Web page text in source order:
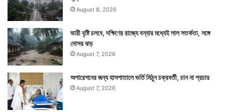
সুসম ভারসাম্যযুক্ত খাবারের প্রয়োজন। এজন্য প্রয়োজনে
ডায়েটিশিয়ানের কাছে যাওয়ার পরামর্শ দিয়েছেন অভিষেক পিলানি।
ডায়েটিশিয়ান যে খাবারের চার্ট বানিয়ে দেবেন তা মেনে চললে তা
চুলেরও উপকারে লাগবে।
August 8, 2026
ভারী বৃষ্টি চলবে, দক্ষিণের রাজ্যে বন্যার মধ্যেই লাল সতর্কতা, সঙ্গে
দোসর ঝড়
August 7, 2026
অপারেশনের জন্য হাসপাতালে ভর্তি মিঠুন চক্রবর্তী, চান না প্রচার
August 7, 2026